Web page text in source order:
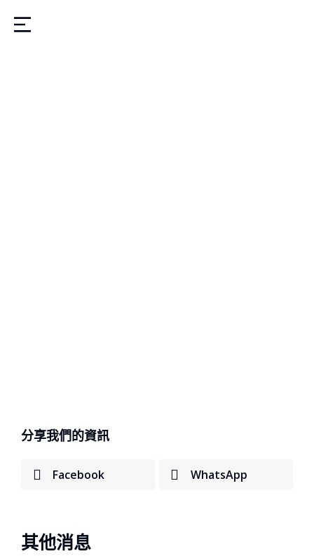
分享我們的資訊
Facebook WhatsApp
其他消息